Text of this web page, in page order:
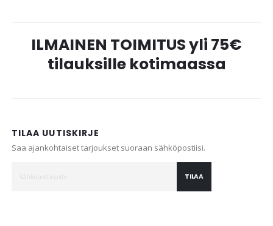
ILMAINEN TOIMITUS yli 75€
tilauksille kotimaassa
TILAA UUTISKIRJE
Saa ajankohtaiset tarjoukset suoraan sähköpostiisi.
TILAA